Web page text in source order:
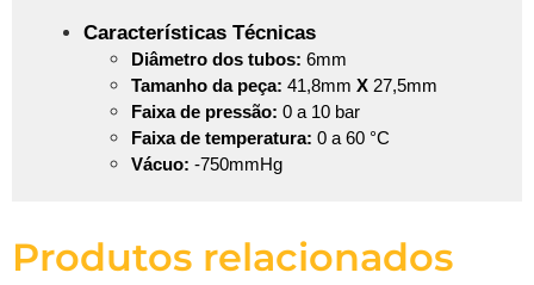
Características Técnicas
Diâmetro dos tubos: 6mm
Tamanho da peça: 41,8mm X 27,5mm
Faixa de pressão: 0 a 10 bar
Faixa de temperatura: 0 a 60 °C
Vácuo: -750mmHg
Produtos relacionados